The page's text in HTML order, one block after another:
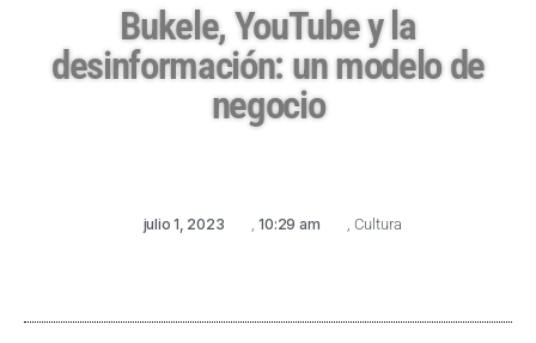
Bukele, YouTube y la
desinformación: un modelo de
negocio
julio 1, 2023 10:29 am Cultura